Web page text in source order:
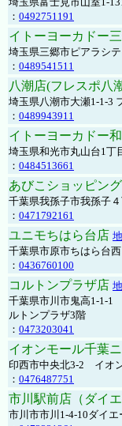
： 0492751191
イトーヨーカドー
埼玉県三郷市ピアラシ
： 0489541511
八潮店(フレスポ八
埼玉県八潮市大瀬1-1-3
： 0489943911
イトーヨーカドー
埼玉県和光市丸山台1丁
： 0484513661
あびこショッピン
千葉県我孫子市我孫子
： 0471792161
ユニモちはら台店
千葉県市原市ちはら台西
： 0436760100
コルトンプラザ店
千葉県市川市鬼高1-1-
ルトンプラザ3階
： 0473203041
イオンモール千葉
印西市中央北3-2 イオ
： 0476487751
市川駅前店（ダイエ
市川市市川1-4-10ダイエ